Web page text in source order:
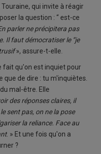
qui invite à réagir
la question : “ est-ce
parler ne précipitera pas
Il faut démocratiser le “je
», assure-t-elle.
fait qu'on est inquiet pour
que de dire : tu m'inquiètes.
mal-être. Elle
des réponses claires, il
sent pas, on ne la pose
la reliance. Face au
. » Et une fois qu'on a
?